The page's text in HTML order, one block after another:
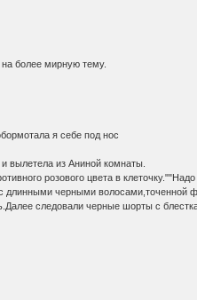
более мирную тему.
я себе под нос
вылетела из Аниной комнаты.
розового цвета в
черными волосами,точенной
следовали черные шорты с